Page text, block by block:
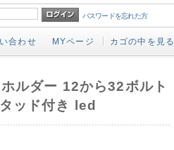
パスワードを忘れた方
合わせ MYページ カゴの中を見る
ルダー 12から32ボルト
ッド付き led